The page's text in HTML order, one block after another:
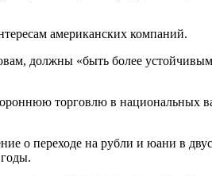
американских компаний.
должны «быть более
торговлю в национальных
о переходе на рубли и юани в